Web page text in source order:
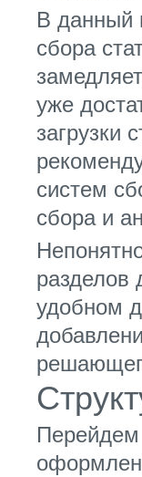
В данный
сбора
уже
загрузки
систем
сбора и
разделов
удобном
Перейдем